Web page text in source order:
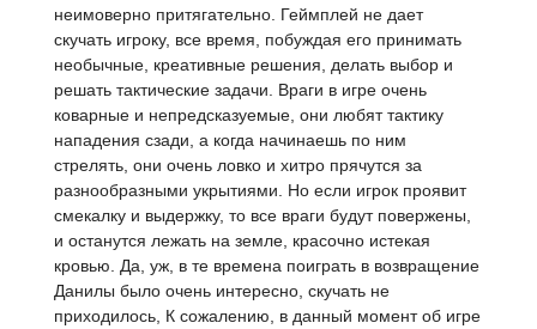
неимоверно притягательно. Геймплей не дает
скучать игроку, все время, побуждая его принимать
необычные, креативные решения, делать выбор и
решать тактические задачи. Враги в игре очень
коварные и непредсказуемые, они любят тактику
нападения сзади, а когда начинаешь по ним
стрелять, они очень ловко и хитро прячутся за
разнообразными укрытиями. Но если игрок проявит
смекалку и выдержку, то все враги будут повержены,
и останутся лежать на земле, красочно истекая
кровью. Да, уж, в те времена поиграть в возвращение
Данилы было очень интересно, скучать не
приходилось, К сожалению, в данный момент об игре